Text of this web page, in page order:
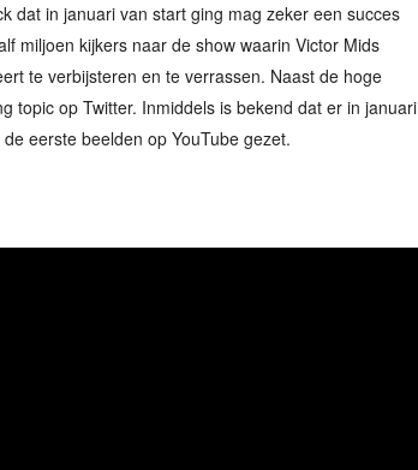
dat in januari van start ging mag zeker een succes
miljoen kijkers naar de show waarin Victor Mids
te verbijsteren en te verrassen. Naast de hoge
topic op Twitter. Inmiddels is bekend dat er in januari
eerste beelden op YouTube gezet.